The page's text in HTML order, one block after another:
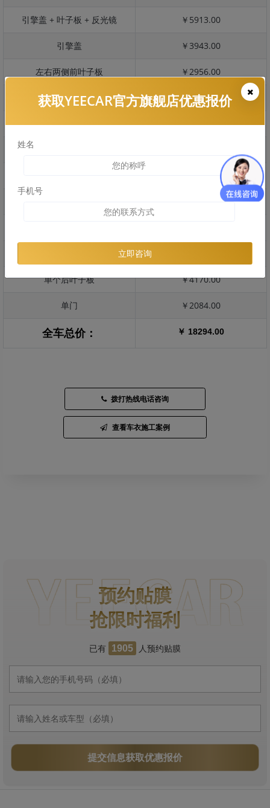
引擎盖 + 叶子板 + 反光镜 ￥5913.00
引擎盖 ￥3943.00
左右两侧前叶子板 ￥2956.00
反光镜 ￥591.00
后保险杠 ￥3093.00
￥2060.00
￥2955.00
单个后叶子板 ￥4170.00
单门 ￥2084.00
全车总价： ￥ 18294.00
拨打热线电话咨询
查看车衣施工案例
预约贴膜
抢限时福利
已有 1905 人预约贴膜
提交信息获取优惠报价
获取YEECAR官方旗舰店优惠报价
姓名
手机号
立即咨询